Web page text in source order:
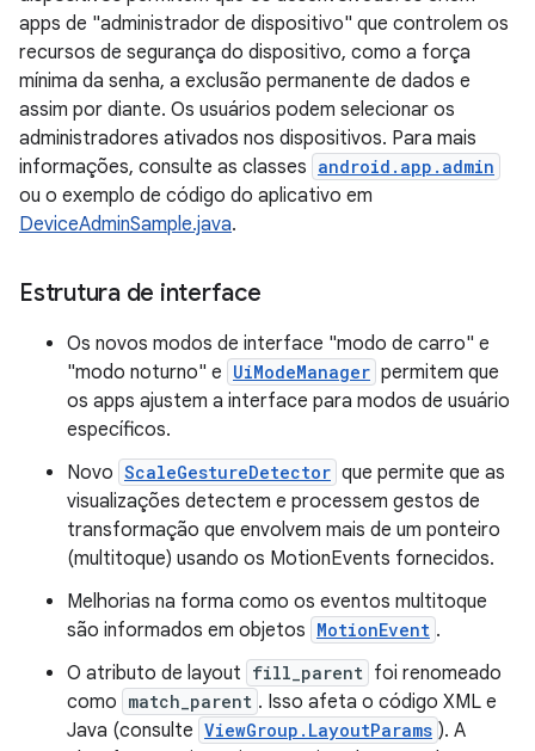
apps de "administrador de dispositivo" que controlem os
recursos de segurança do dispositivo, como a força
mínima da senha, a exclusão permanente de dados e
assim por diante. Os usuários podem selecionar os
administradores ativados nos dispositivos. Para mais
informações, consulte as classes android.app.admin
ou o exemplo de código do aplicativo em
DeviceAdminSample.java.
Estrutura de interface
Os novos modos de interface "modo de carro" e
"modo noturno" e UiModeManager permitem que
os apps ajustem a interface para modos de usuário
específicos.
Novo ScaleGestureDetector que permite que as
visualizações detectem e processem gestos de
transformação que envolvem mais de um ponteiro
(multitoque) usando os MotionEvents fornecidos.
Melhorias na forma como os eventos multitoque
são informados em objetos MotionEvent .
O atributo de layout fill_parent foi renomeado
como match_parent . Isso afeta o código XML e
Java (consulte ViewGroup.LayoutParams ). A